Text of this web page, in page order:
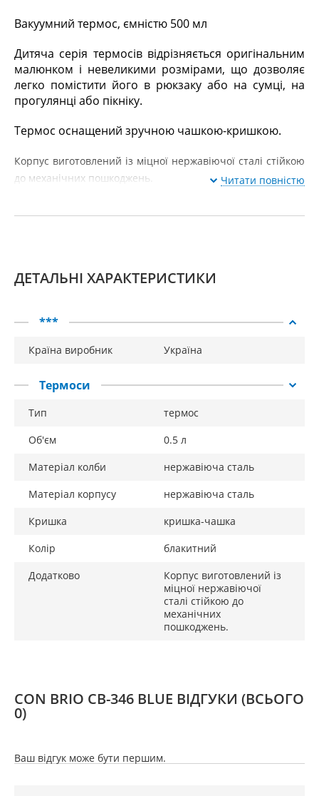
Вакуумний термос, ємністю 500 мл
Дитяча серія термосів відрізняється оригінальним
малюнком і невеликими розмірами, що дозволяє
легко помістити його в рюкзаку або на сумці, на
прогулянці або пікніку.
Термос оснащений зручною чашкою-кришкою.
Корпус виготовлений із міцної нержавіючої сталі стійкою
до механічних пошкоджень.
Читати повністю
ДЕТАЛЬНІ ХАРАКТЕРИСТИКИ
***
Країна виробник Україна
Термоси
Тип
термос
Об'єм
0.5 л
Матеріал колби
нержавіюча сталь
Матеріал корпусу
нержавіюча сталь
Кришка
кришка-чашка
Колір
блакитний
Додатково
Корпус виготовлений із
міцної нержавіючої
сталі стійкою до
механічних
пошкоджень.
CON BRIO СВ-346 BLUE ВІДГУКИ (ВСЬОГО
0)
Ваш відгук може бути першим.